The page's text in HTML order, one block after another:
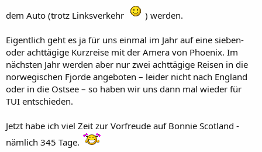
dem Auto (trotz Linksverkehr
) werden.
Eigentlich geht es ja für uns einmal im Jahr auf eine sieben-
oder achttägige Kurzreise mit der Amera von Phoenix. Im
nächsten Jahr werden aber nur zwei achttägige Reisen in die
norwegischen Fjorde angeboten – leider nicht nach England
oder in die Ostsee – so haben wir uns dann mal wieder für
TUI entschieden.
Jetzt habe ich viel Zeit zur Vorfreude auf Bonnie Scotland -
nämlich 345 Tage.